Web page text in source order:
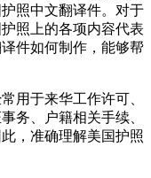
照中文翻译件。对于
照上的各项内容代表
件如何制作，能够帮
用于来华工作许可、
务、户籍相关手续、
，准确理解美国护照